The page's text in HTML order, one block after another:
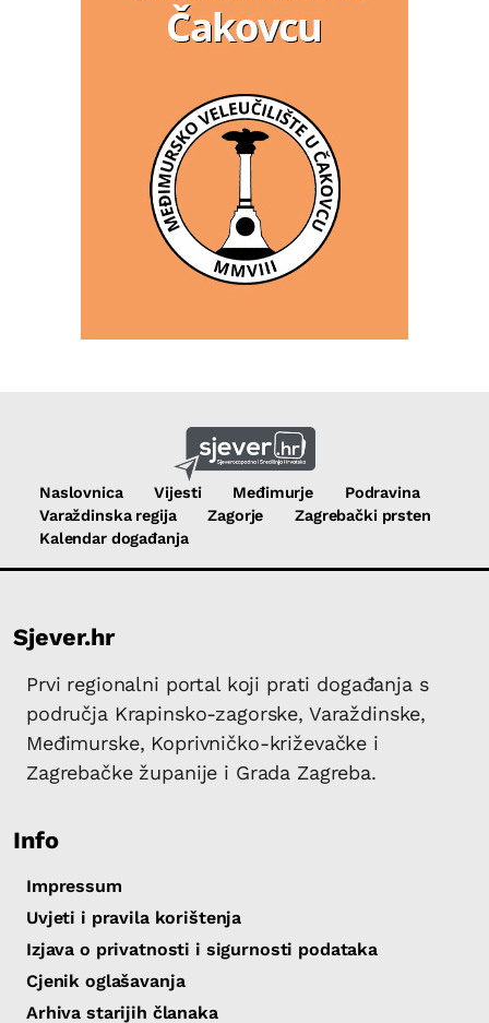
Naslovnica Vijesti Međimurje
Podravina
Varaždinska regija
Zagorje
Zagrebački prsten
Kalendar događanja
Sjever.hr
Prvi regionalni portal koji prati događanja s
područja Krapinsko-zagorske, Varaždinske,
Međimurske, Koprivničko-križevačke i
Zagrebačke županije i Grada Zagreba.
Info
Impressum
Uvjeti i pravila korištenja
Izjava o privatnosti i sigurnosti podataka
Cjenik oglašavanja
Arhiva starijih članaka